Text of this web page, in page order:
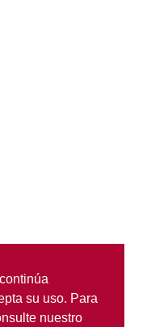
su uso. Para
nuestro